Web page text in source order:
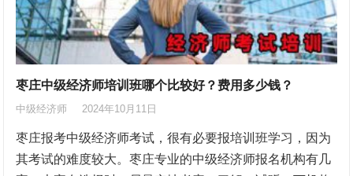
枣庄中级经济师培训班哪个比较好？费用多少钱？
中级经济师 2024年10月11日
枣庄报考中级经济师考试，很有必要报培训班学习，因为
其考试的难度较大。枣庄专业的中级经济师报名机构有几